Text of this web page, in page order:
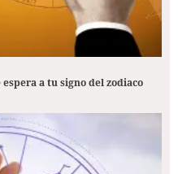
a tu signo del zodiaco